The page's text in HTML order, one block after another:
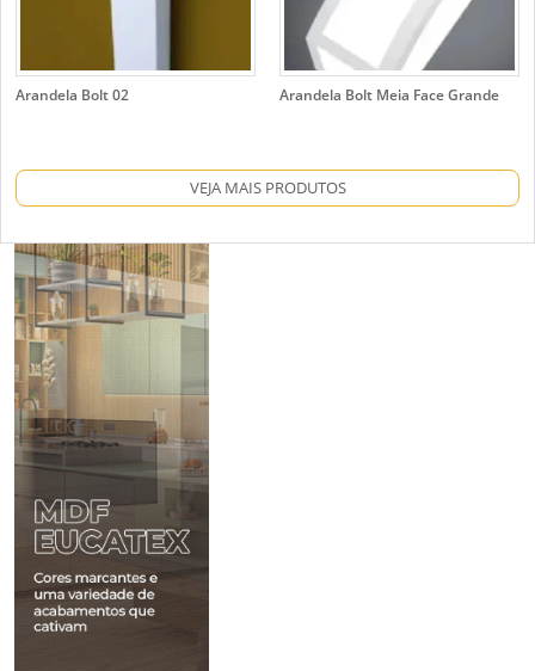
Arandela Bolt 02 Arandela Bolt Meia Face Grande
VEJA MAIS PRODUTOS